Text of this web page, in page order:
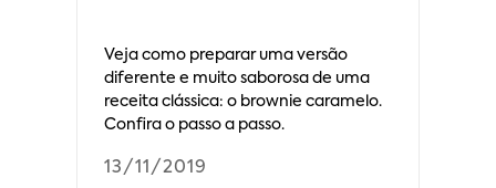
Veja como preparar uma versão
diferente e muito saborosa de uma
receita clássica: o brownie caramelo.
Confira o passo a passo.
13/11/2019